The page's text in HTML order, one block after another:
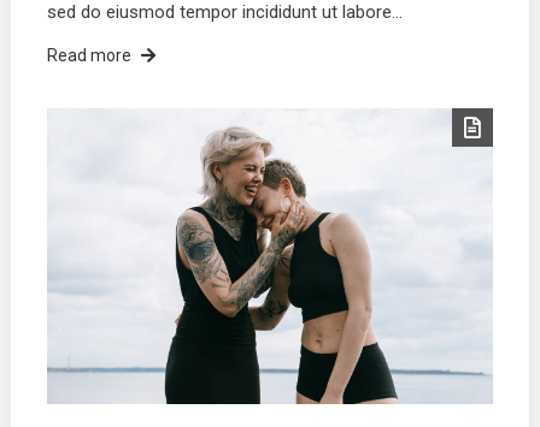
sed do eiusmod tempor incididunt ut labore…
Read more